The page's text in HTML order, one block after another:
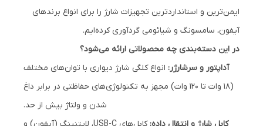
ایمن‌ترین و استانداردترین تجهیزات شارژ را برای انواع برندهای
آیفون، سامسونگ و شیائومی گردآوری کرده‌ایم.
در این دسته‌بندی چه محصولاتی ارائه می‌شود؟
آداپتور و سرشارژر: انواع کلگی شارژ دیواری با توان‌های مختلف
(۱۸ وات تا ۱۲۰ وات) مجهز به تکنولوژی‌های حفاظتی در برابر داغ
شدن و ولتاژ بیش از حد.
کابل شارژ و انتقال داده:
کابل‌های USB-C، لایتنینگ (آیفون) و